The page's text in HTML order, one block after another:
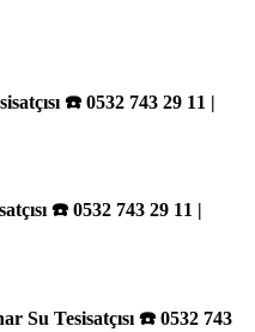
☎️ 0532 743 29 11 |
☎️ 0532 743 29 11 |
Su Tesisatçısı ☎️ 0532 743